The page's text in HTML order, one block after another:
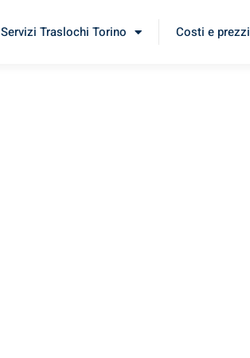
Servizi Traslochi Torino Costi e prezzi